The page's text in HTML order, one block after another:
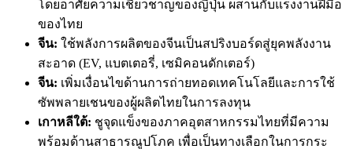
โดยอาศัยความเชี่ยวชาญของญี่ปุ่น ผสานกับแรงงานฝีมือ
ของไทย
จีน: ใช้พลังการผลิตของจีนเป็นสปริงบอร์ดสู่ยุคพลังงาน
สะอาด (EV, แบตเตอรี่, เซมิคอนดักเตอร์)
จีน: เพิ่มเงื่อนไขด้านการถ่ายทอดเทคโนโลยีและการใช้
ซัพพลายเชนของผู้ผลิตไทยในการลงทุน
เกาหลีใต้: ชูจุดแข็งของภาคอุตสาหกรรมไทยที่มีความ
พร้อมด้านสาธารณูปโภค เพื่อเป็นทางเลือกในการกระ